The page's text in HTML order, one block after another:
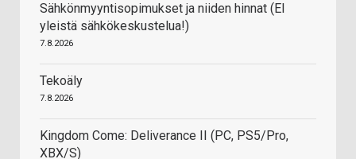
Sähkönmyyntisopimukset ja niiden hinnat (EI
yleistä sähkökeskustelua!)
7.8.2026
Tekoäly
7.8.2026
Kingdom Come: Deliverance II (PC, PS5/Pro,
XBX/S)